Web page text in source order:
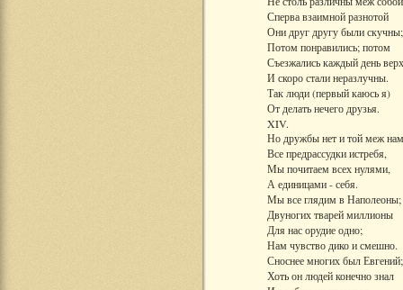
Сперва взаимной разнотой
Они друг другу были скучны;
Потом понравились; потом
Съезжались каждый день
И скоро стали неразлучны.
Так люди (первый каюсь я)
От делать нечего друзья.
XIV.
Но дружбы нет и той меж
Все предрассудки истребя,
Мы почитаем всех нулями,
А единицами - себя.
Мы все глядим в Наполеоны;
Двуногих тварей миллионы
Для нас орудие одно;
Нам чувство дико и смешно.
Сноснее многих был Евгений;
Хоть он людей конечно знал